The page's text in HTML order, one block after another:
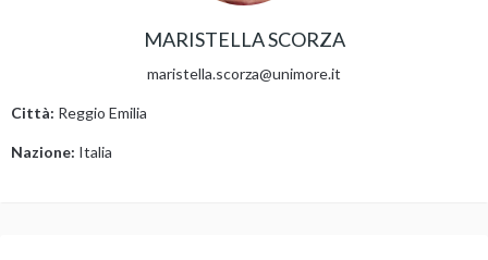
MARISTELLA SCORZA
maristella.scorza@unimore.it
Città: Reggio Emilia
Nazione: Italia